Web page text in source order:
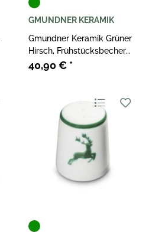
GMUNDNER KERAMIK
Gmundner Keramik Grüner
Hirsch, Frühstücksbecher
Max (0,3L)
40,90 € *